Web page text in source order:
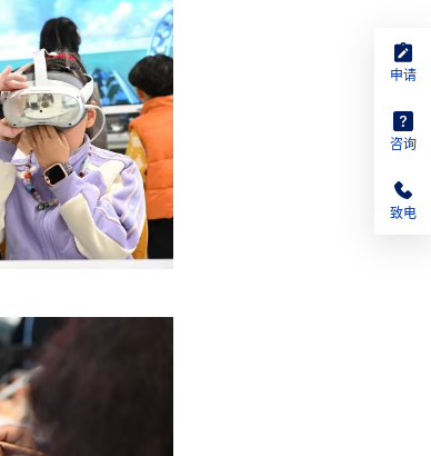
申请
咨询
致电